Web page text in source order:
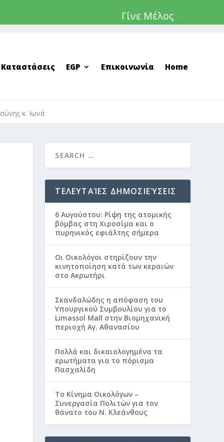
Γίνε Μέλος
EGP Επικοινωνία Home
κ. Ιωνά
ΤΕΛΕΥΤΑΊΕΣ ΔΗΜΟΣΙΕΎΣΕΙΣ
6 Αυγούστου: Ρίψη της ατομικής
βόμβας στη Χιροσίμα και ο
πυρηνικός εφιάλτης σήμερα
Οι Οικολόγοι στηρίζουν την
κινητοποίηση κατά των κεραιών
στο Ακρωτήρι
Σκανδαλώδης η απόφαση του
Υπουργικού Συμβουλίου για το
Limassol Mall στην Βιομηχανική
περιοχή Αγ. Αθανασίου
Πολλά και δικαιολογημένα τα
ερωτήματα για το πόρισμα
Πασχαλίδη
Το Κίνημα Οικολόγων –
Συνεργασία Πολιτών για τον
θάνατο του Ν. Κλεάνθους